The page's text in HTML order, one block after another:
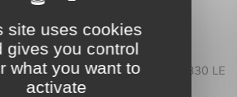
CAP IMMO VAR
32, rue Portalis - 83330 LE
BEAUSSET
site uses cookies
gives you control
what you want to
activate